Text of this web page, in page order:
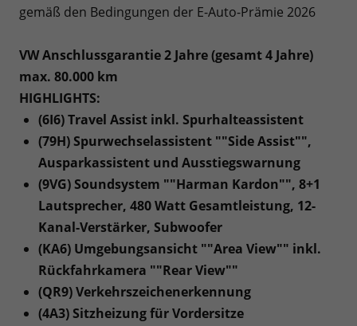
gemäß den Bedingungen der E-Auto-Prämie 2026
VW Anschlussgarantie 2 Jahre (gesamt 4 Jahre)
max. 80.000 km
HIGHLIGHTS:
(6I6) Travel Assist inkl. Spurhalteassistent
(79H) Spurwechselassistent ""Side Assist"",
Ausparkassistent und Ausstiegswarnung
(9VG) Soundsystem ""Harman Kardon"", 8+1
Lautsprecher, 480 Watt Gesamtleistung, 12-
Kanal-Verstärker, Subwoofer
(KA6) Umgebungsansicht ""Area View"" inkl.
Rückfahrkamera ""Rear View""
(QR9) Verkehrszeichenerkennung
(4A3) Sitzheizung für Vordersitze